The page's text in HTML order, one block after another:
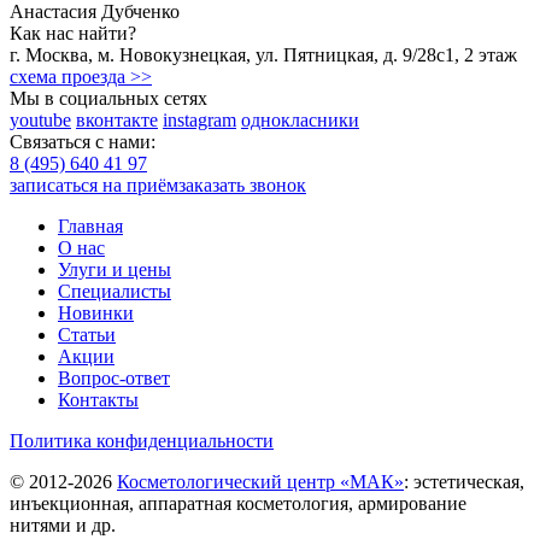
Анастасия Дубченко
Как нас найти?
г. Москва, м. Новокузнецкая, ул. Пятницкая, д. 9/28с1 , 2 этаж
схема проезда >>
Мы в социальных сетях
youtube вконтакте instagram однокласники
Связаться с нами:
8 (495) 640 41 97
записаться на приёмзаказать звонок
Главная
О нас
Улуги и цены
Специалисты
Новинки
Статьи
Акции
Вопрос-ответ
Контакты
Политика конфиденциальности
© 2012-2026 Косметологический центр «МАК»: эстетическая,
инъекционная, аппаратная косметология, армирование
нитями и др.